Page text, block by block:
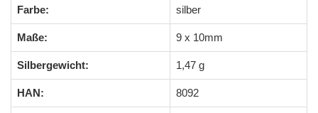
Farbe: silber
Maße: 9 x 10mm
Silbergewicht: 1,47 g
HAN: 8092